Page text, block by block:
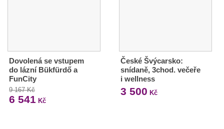
Dovolená se vstupem
do lázní Bükfürdő a
FunCity
9 167 Kč
6 541 Kč
České Švýcarsko:
snídaně, 3chod. večeře
i wellness
3 500 Kč